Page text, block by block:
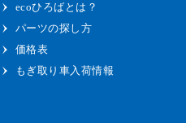
ecoひろばとは？
パーツの探し方
価格表
もぎ取り車入荷情報